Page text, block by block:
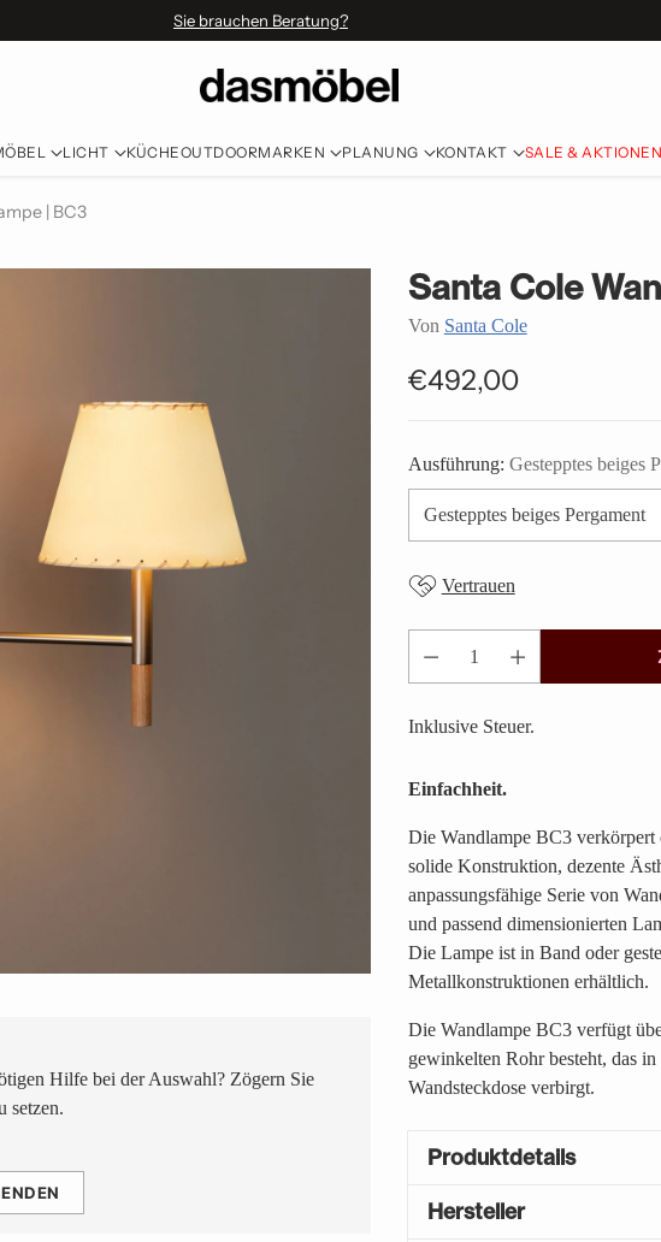
Sie brauchen Beratung?
LICHT KÜCHEOUTDOORMARKEN PLANUNG KONTAKT SALE & AKTIONEN
| BC3
Hilfe bei der Auswahl? Zögern Sie
setzen.
Santa Cole
Von Santa Cole
Normaler
€492,00
Ausführung: Gestepptes beiges
Vertrauen
Anzahl
Inklusive Steuer.
Einfachheit.
Die Wandlampe BC3
solide Konstruktion, dezente
anpassungsfähige Serie von
und passend dimensionierten
Die Lampe ist in Band oder
Metallkonstruktionen erhältlich.
Die Wandlampe BC3 verfügt
gewinkelten Rohr besteht, das
Wandsteckdose verbirgt.
Produktdetails
Hersteller